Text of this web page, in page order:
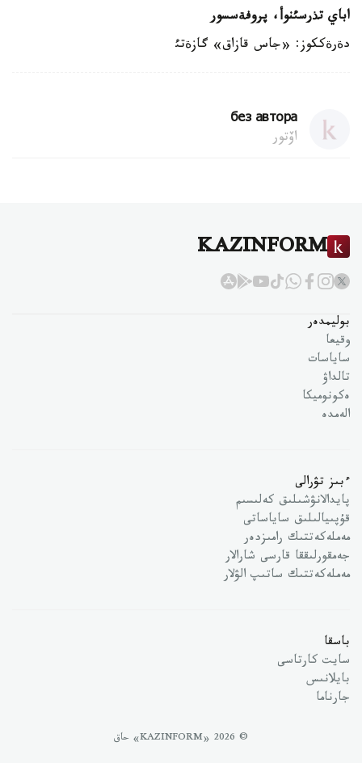
اباي تذرسئنوأ، پروفةسسور
دةرةككوز: «جاس قازاق» گازةتئ
без автора
اۆتور
KAZINFORM
بوليمدەر
وقيعا
ساياسات
تالداۋ
ەكونوميكا
الەمدە
ءبىز تۋرالى
پايدالانۋشىلىق كەلىسىم
قۇپىيالىلىق ساياساتى
مەملەكەتتىك رامىزدەر
جەمقورلىققا قارسى شارالار
مەملەكەتتىك ساتىپ الۋلار
باسقا
سايت كارتاسى
بايلانىس
جارناما
© 2026 «KAZINFORM» حاق